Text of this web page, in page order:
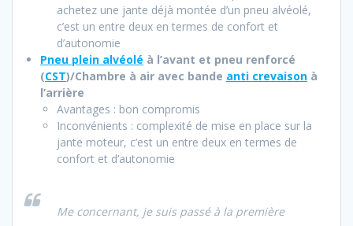
achetez une jante déjà montée d’un pneu alvéolé,
c’est un entre deux en termes de confort et
d’autonomie
Pneu plein alvéolé à l’avant et pneu renforcé
(CST)/Chambre à air avec bande anti crevaison à
l’arrière
Avantages : bon compromis
Inconvénients : complexité de mise en place sur la
jante moteur, c’est un entre deux en termes de
confort et d’autonomie
Me concernant, je suis passé à la première